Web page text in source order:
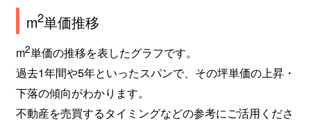
m2単価推移
m2単価の推移を表したグラフです。
過去1年間や5年といったスパンで、その坪単価の上昇・
下落の傾向がわかります。
不動産を売買するタイミングなどの参考にご活用くださ